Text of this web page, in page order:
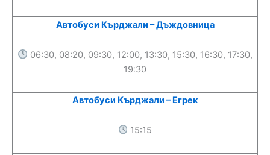
Автобуси Кърджали – Дъждовница
06:30, 08:20, 09:30, 12:00, 13:30, 15:30, 16:30, 17:30,
19:30
Автобуси Кърджали – Егрек
15:15